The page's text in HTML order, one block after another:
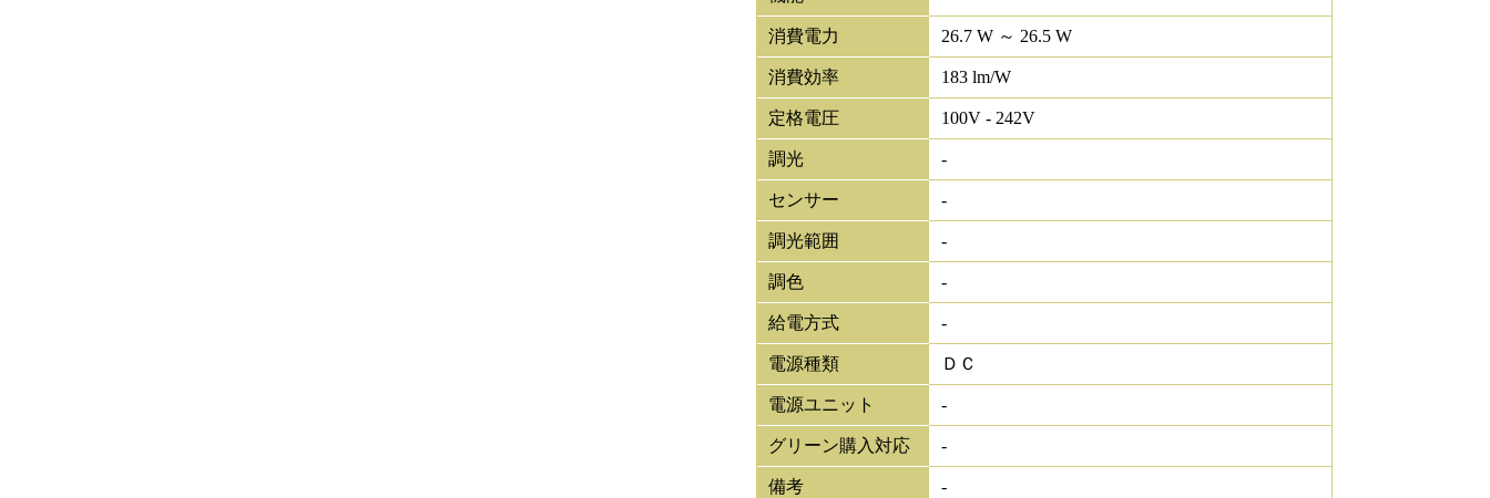
消費電力 26.7 W ～ 26.5 W
消費効率 183 lm/W
定格電圧 100V - 242V
調光 -
センサー -
調光範囲 -
調色 -
給電方式 -
電源種類 ＤＣ
電源ユニット -
グリーン購入対応 -
備考 -